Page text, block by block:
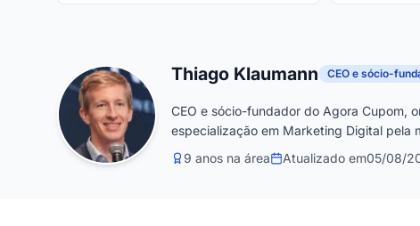
Thiago Klaumann CEO e sócio-
CEO e sócio-fundador do Agora Cupom,
especialização em Marketing Digital pela
9 anos na área
Atualizado em05/08/